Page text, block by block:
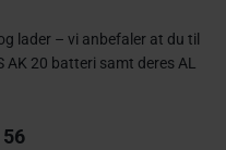
lader – vi anbefaler at du til
20 batteri samt deres AL